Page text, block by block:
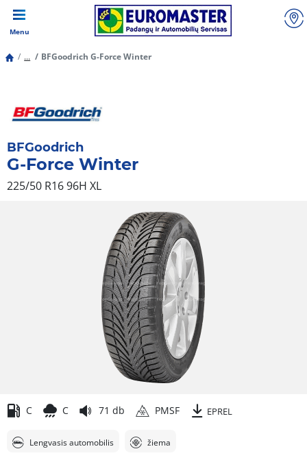
Menu
... BFGoodrich G-Force Winter
BFGoodrich
G-Force Winter
225/50 R16 96H XL
C C 71 db PMSF EPREL
Lengvasis automobilis žiema